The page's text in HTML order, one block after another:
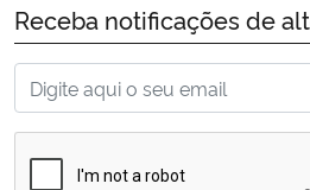
para Residência Médica para
se regerá do presente Edital.
Receba notificações de